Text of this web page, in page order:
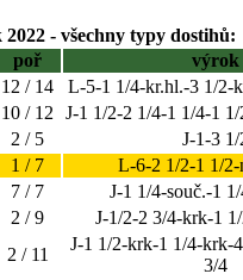
- všechny typy dostihů:
poř výrok
12 / 14 L-5-1 1/4-kr.hl.-3 1/2-
10 / 12 J-1 1/2-2 1/4-1 1/4-1
2 / 5 J-1-3 1/
1 / 7 L-6-2 1/2-1 1/2-
7 / 7 J-1 1/4-souč.-1
2 / 9 J-1/2-2 3/4-krk-1
2 / 11
J-1 1/2-krk-1 1/4-krk-
3/4